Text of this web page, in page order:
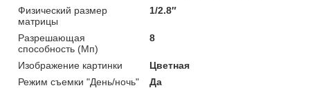
Физический размер
матрицы
1/2.8″
Разрешающая
способность (Мп)
8
Изображение картинки
Цветная
Режим съемки "День/ночь"
Да